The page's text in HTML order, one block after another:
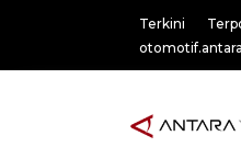
Terkini